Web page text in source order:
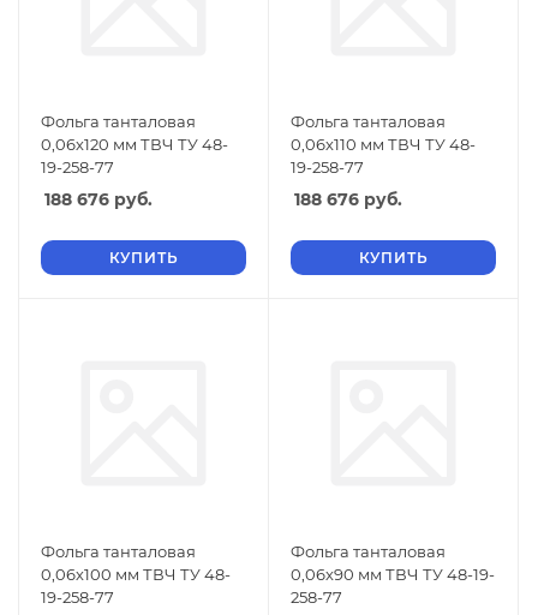
Фольга танталовая
0,06х120 мм ТВЧ ТУ 48-
19-258-77
188 676 руб.
КУПИТЬ
Фольга танталовая
0,06х110 мм ТВЧ ТУ 48-
19-258-77
188 676 руб.
КУПИТЬ
Фольга танталовая
0,06х100 мм ТВЧ ТУ 48-
19-258-77
Фольга танталовая
0,06х90 мм ТВЧ ТУ 48-19-
258-77